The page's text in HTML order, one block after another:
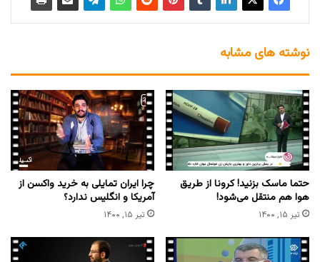
نوشته های مشابه
حتما ماسک بزنید! کرونا از طریق
هوا هم منتقل می‌شود!
تیر ۱۵, ۱۴۰۰
چرا ایران تمایلی به خرید واکسن از
آمریکا و انگلیس ندارد؟
تیر ۱۵, ۱۴۰۰